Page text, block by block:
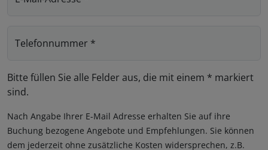
Telefonnummer *
Bitte füllen Sie alle Felder aus, die mit einem * markiert
sind.
Nach Angabe Ihrer E-Mail Adresse erhalten Sie auf ihre
Buchung bezogene Angebote und Empfehlungen. Sie können
dem jederzeit ohne zusätzliche Kosten widersprechen, z.B.